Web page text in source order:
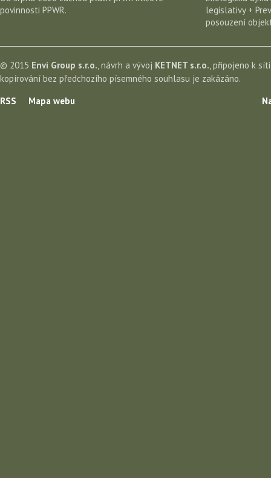
povinnosti PPWR.
legislativy +
posouzení
© 2015 Envi Group s.r.o., návrh a vývoj KETNET s.r.o., připojeno k
kopírování bez předchozího písemného souhlasu je zakázáno.
RSS
Mapa webu